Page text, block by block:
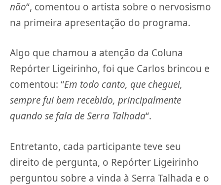
não“, comentou o artista sobre o nervosismo
na primeira apresentação do programa.
Algo que chamou a atenção da Coluna
Repórter Ligeirinho, foi que Carlos brincou e
comentou: “Em todo canto, que cheguei,
sempre fui bem recebido, principalmente
quando se fala de Serra Talhada“.
Entretanto, cada participante teve seu
direito de pergunta, o Repórter Ligeirinho
perguntou sobre a vinda à Serra Talhada e o